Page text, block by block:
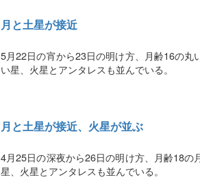
月と土星が接近
5月22日の宵から23日の明け方、月齢16の
い星、火星とアンタレスも並んでいる。
月と土星が接近、火星が並ぶ
4月25日の深夜から26日の明け方、月齢18
星、火星とアンタレスも並んでいる。